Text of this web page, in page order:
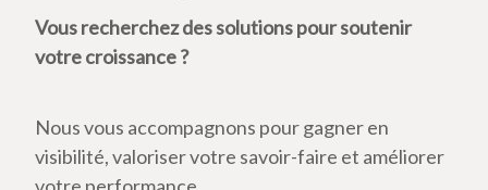
Vous recherchez des solutions pour soutenir
votre croissance ?
Nous vous accompagnons pour gagner en
visibilité, valoriser votre savoir-faire et améliorer